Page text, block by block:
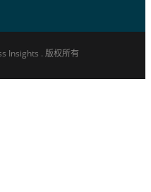
Insights . 版权所有